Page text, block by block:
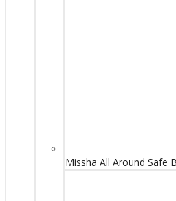
Missha All Around Safe